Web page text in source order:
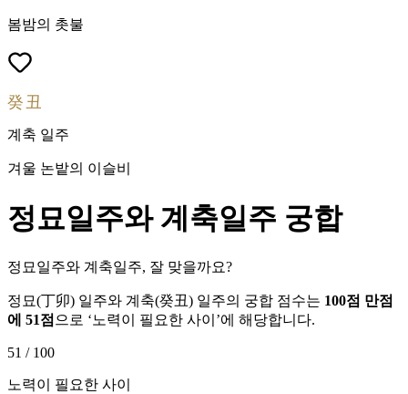
봄밤의 촛불
癸丑
계축 일주
겨울 논밭의 이슬비
정묘일주와 계축일주 궁합
정묘일주와 계축일주, 잘 맞을까요?
정묘(丁卯) 일주와 계축(癸丑) 일주의 궁합 점수는 100점 만점
에 51점 으로 ‘노력이 필요한 사이 ’에 해당합니다.
51 / 100
노력이 필요한 사이